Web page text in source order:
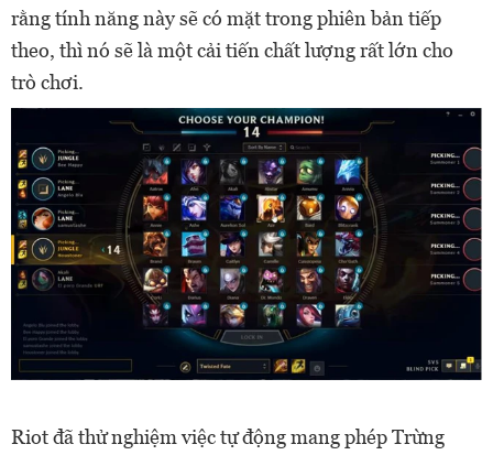
rằng tính năng này sẽ có mặt trong phiên bản tiếp
theo, thì nó sẽ là một cải tiến chất lượng rất lớn cho
trò chơi.
Riot đã thử nghiệm việc tự động mang phép Trừng